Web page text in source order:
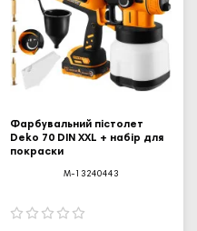
Фарбувальний пістолет
Deko 70 DIN XXL + набір для
покраски
M-13240443